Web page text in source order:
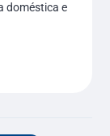
doméstica e